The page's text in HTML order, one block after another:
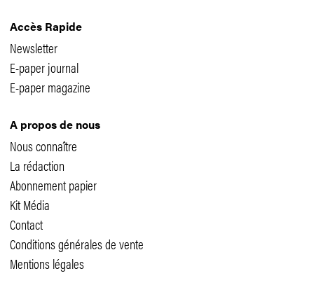
Accès Rapide
Newsletter
E-paper journal
E-paper magazine
A propos de nous
Nous connaître
La rédaction
Abonnement papier
Kit Média
Contact
Conditions générales de vente
Mentions légales